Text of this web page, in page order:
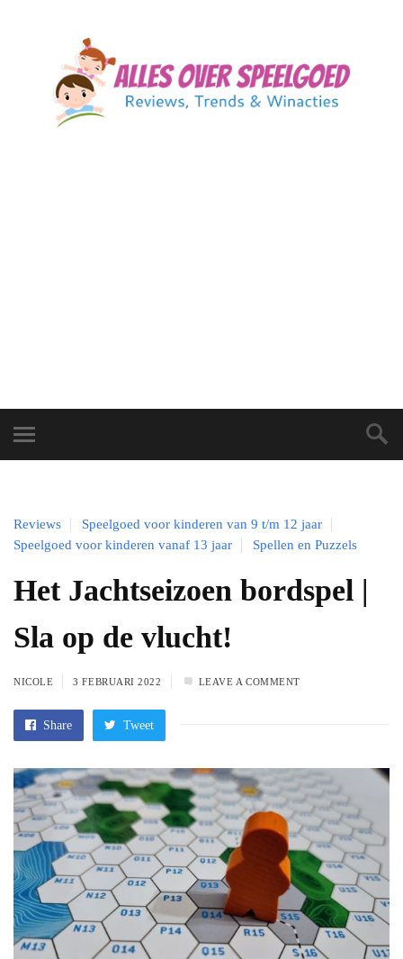
Reviews
Speelgoed voor kinderen van 9 t/m 12 jaar
Speelgoed voor kinderen vanaf 13 jaar
Spellen en Puzzels
Het Jachtseizoen bordspel |
Sla op de vlucht!
NICOLE 3 FEBRUARI 2022 LEAVE A COMMENT
Share Tweet